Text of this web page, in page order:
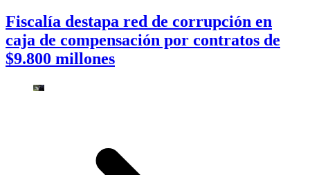
Fiscalía destapa red de corrupción en
caja de compensación por contratos de
$9.800 millones